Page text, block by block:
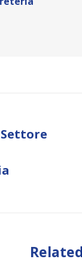
Settore